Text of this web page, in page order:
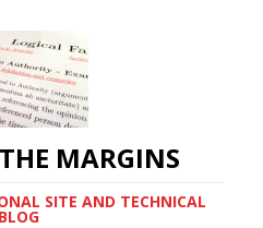
MARGINS
SITE AND TECHNICAL
BLOG